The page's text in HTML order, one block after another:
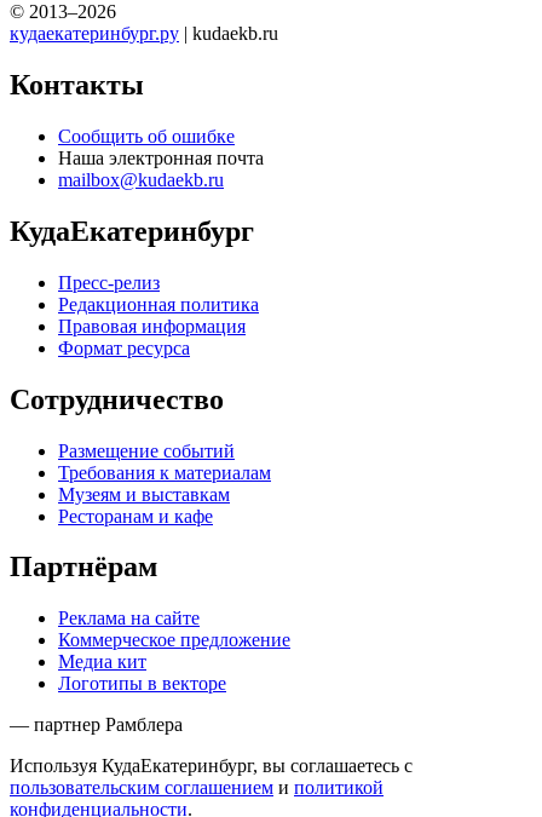
© 2013–2026
кудаекатеринбург.ру | kudaekb.ru
Контакты
Сообщить об ошибке
Наша электронная почта
mailbox@kudaekb.ru
КудаЕкатеринбург
Пресс-релиз
Редакционная политика
Правовая информация
Формат ресурса
Сотрудничество
Размещение событий
Требования к материалам
Музеям и выставкам
Ресторанам и кафе
Партнёрам
Реклама на сайте
Коммерческое предложение
Медиа кит
Логотипы в векторе
— партнер Рамблера
Используя КудаЕкатеринбург, вы соглашаетесь с
пользовательским соглашением и политикой
конфиденциальности.